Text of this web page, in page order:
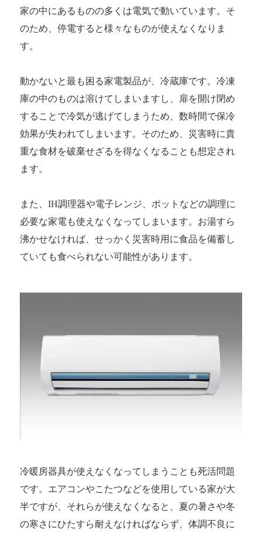
家の中にあるものの多くは電気で動いています。そ
のため、停電すると様々なものが使えなくなりま
す。
動かないと最も困る家電製品が、冷蔵庫です。冷凍
庫の中のものは溶けてしまいますし、扉を開け閉め
することで冷気が逃げてしまうため、数時間で保冷
効果が失われてしまいます。そのため、災害時に貴
重な食材を破棄せざるを得なくなることも想定され
ます。
また、IH調理器や電子レンジ、ポットなどの調理に
必要な家電も使えなくなってしまいます。お湯すら
沸かせなければ、せっかく災害時用に食品を備蓄し
ていても食べられない可能性があります。
冷暖房器具が使えなくなってしまうことも死活問題
です。エアコンやこたつなどを使用している家が大
半ですが、それらが使えなくなると、夏の暑さや冬
の寒さにひたすら耐えなければならず、体調不良に